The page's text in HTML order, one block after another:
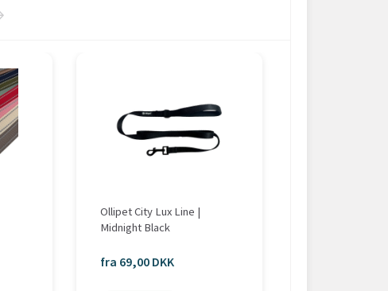
Ollipet City Lux Line |
Midnight Black
fra 69,00 DKK